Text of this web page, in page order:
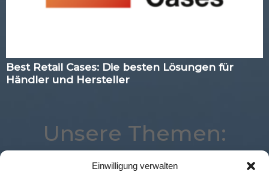
Einwilligung verwalten
Best Retail Cases: Die besten Lösungen für
Händler und Hersteller
Unsere Themen: